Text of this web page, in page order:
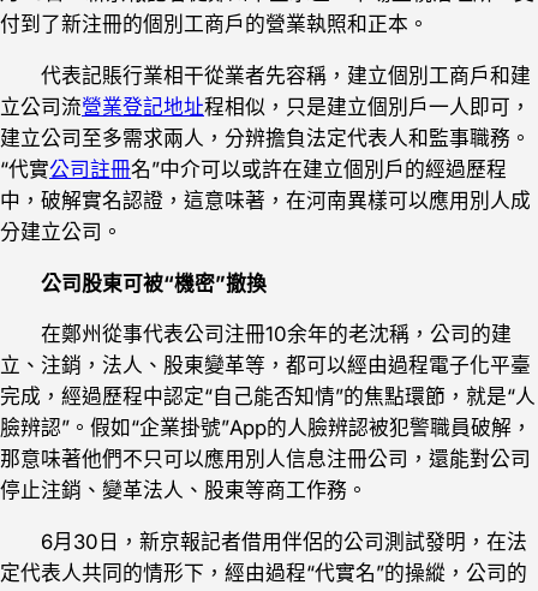
付到了新注冊的個別工商戶的營業執照和正本。
代表記賬行業相干從業者先容稱，建立個別工商戶和建
立公司流營業登記地址程相似，只是建立個別戶一人即可，
建立公司至多需求兩人，分辨擔負法定代表人和監事職務。
“代實公司註冊名”中介可以或許在建立個別戶的經過歷程
中，破解實名認證，這意味著，在河南異樣可以應用別人成
分建立公司。
公司股東可被“機密”撤換
在鄭州從事代表公司注冊10余年的老沈稱，公司的建
立、注銷，法人、股東變革等，都可以經由過程電子化平臺
完成，經過歷程中認定“自己能否知情”的焦點環節，就是“人
臉辨認”。假如“企業掛號”App的人臉辨認被犯警職員破解，
那意味著他們不只可以應用別人信息注冊公司，還能對公司
停止注銷、變革法人、股東等商工作務。
6月30日，新京報記者借用伴侶的公司測試發明，在法
定代表人共同的情形下，經由過程“代實名”的操縱，公司的